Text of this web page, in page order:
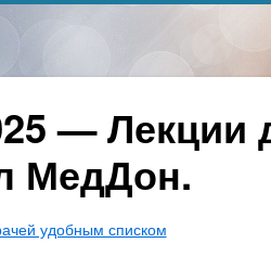
— Лекции
МедДон.
удобным списком